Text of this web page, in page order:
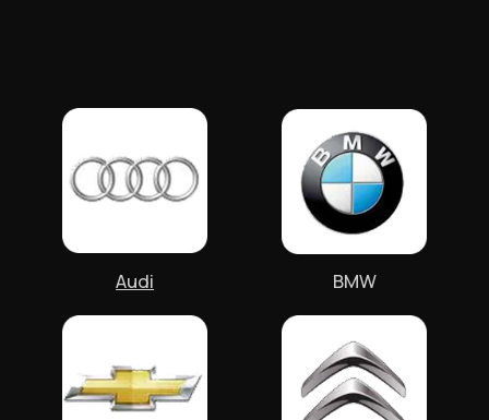
Даю согласие на обработку персональных данных